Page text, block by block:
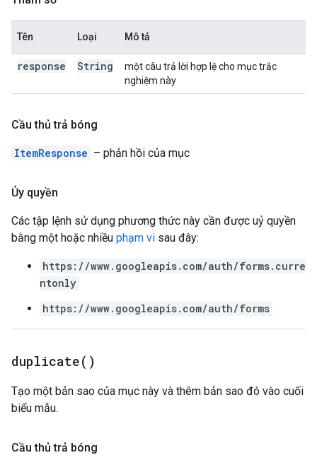
Tên Loại Mô tả
response String
một câu trả lời hợp lệ cho mục trắc
nghiệm này
Cầu thủ trả bóng
ItemResponse – phản hồi của mục
Ủy quyền
Các tập lệnh sử dụng phương thức này cần được uỷ quyền
bằng một hoặc nhiều phạm vi sau đây:
https://www.googleapis.com/auth/forms.curre
ntonly
https://www.googleapis.com/auth/forms
duplicate( )
Tạo một bản sao của mục này và thêm bản sao đó vào cuối
biểu mẫu.
Cầu thủ trả bóng